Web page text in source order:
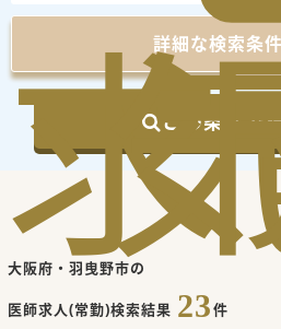
求
詳細な検索条
この条件で
大阪府・羽曳野市の
医師求人(常勤)検索結果 23件